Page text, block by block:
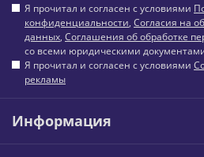
Я прочитал и согласен с условиями
конфиденциальности, Согласия на
данных, Соглашения об обработке
со всеми юридическими
Я прочитал и согласен с условиями
рекламы
Информация